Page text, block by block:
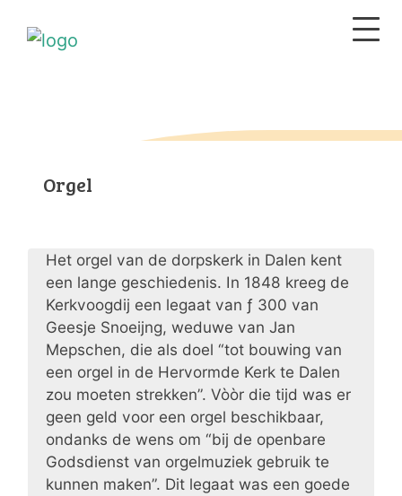
Orgel
Het orgel van de dorpskerk in Dalen kent
een lange geschiedenis. In 1848 kreeg de
Kerkvoogdij een legaat van ƒ 300 van
Geesje Snoeijng, weduwe van Jan
Mepschen, die als doel “tot bouwing van
een orgel in de Hervormde Kerk te Dalen
zou moeten strekken”. Vòòr die tijd was er
geen geld voor een orgel beschikbaar,
ondanks de wens om “bij de openbare
Godsdienst van orgelmuziek gebruik te
kunnen maken”. Dit legaat was een goede